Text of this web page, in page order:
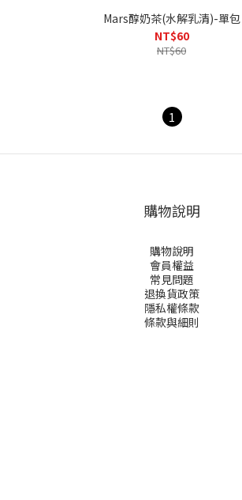
Mars醇奶茶(水解乳清)-單包
NT$60
NT$60
1
購物說明
購物說明
會員權益
常見問題
退換貨政策
隱私權條款
條款與細則